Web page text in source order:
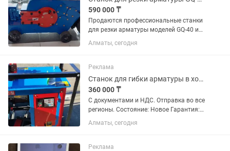
590 000 ₸
Продаются профессиональные станки
для резки арматуры моделей GQ-40 и
GQ-50 на напряжение 380V. Состояние:
новое Гарантия: есть Толщина реза:
Назначение: быстрая и...
Алматы, сегодня
Реклама
Станок для гибки арматуры в хомут GF-25
360 000 ₸
С документами и НДС. Отправка во все
регионы. Состояние: Новое Гарантия:
Да Отправка: по всему Казахстану,
возможен самовывоз Станок для
Алматы, сегодня
Реклама